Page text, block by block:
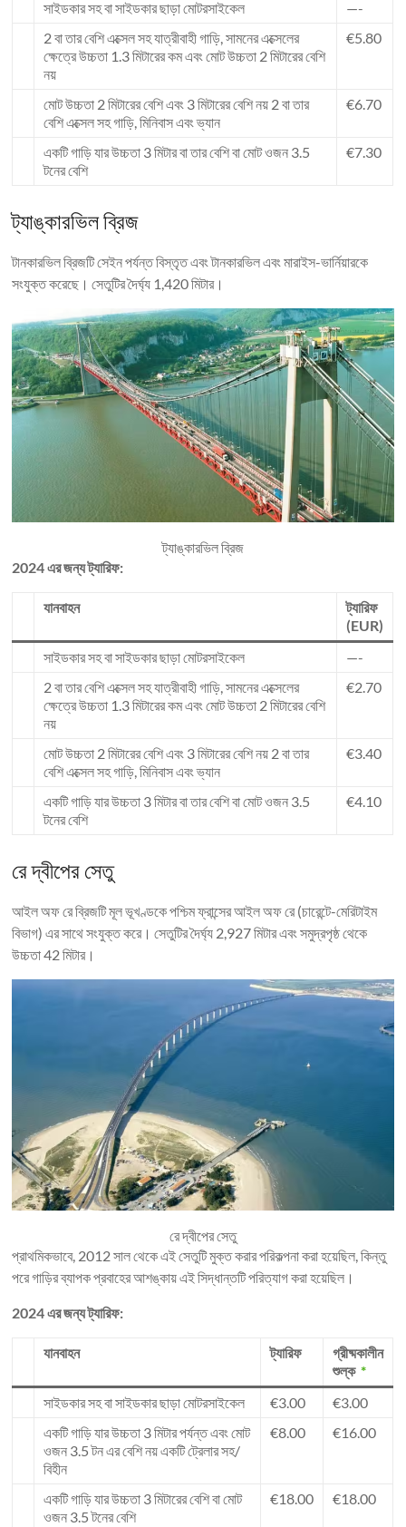
সাইডকার সহ বা সাইডকার ছাড়া মোটরসাইকেল
—-
2 বা তার বেশি এক্সেল সহ যাত্রীবাহী গাড়ি, সামনের এক্সেলের
ক্ষেত্রে উচ্চতা 1.3 মিটারের কম এবং মোট উচ্চতা 2 মিটারের বেশি
নয়
€5.80
মোট উচ্চতা 2 মিটারের বেশি এবং 3 মিটারের বেশি নয় 2 বা তার
বেশি এক্সেল সহ গাড়ি, মিনিবাস এবং ভ্যান
€6.70
একটি গাড়ি যার উচ্চতা 3 মিটার বা তার বেশি বা মোট ওজন 3.5
টনের বেশি
€7.30
ট্যাঙ্কারভিল ব্রিজ
টানকারভিল ব্রিজটি সেইন পর্যন্ত বিস্তৃত এবং টানকারভিল এবং মারাইস-ভার্নিয়ারকে
সংযুক্ত করেছে। সেতুটির দৈর্ঘ্য 1,420 মিটার।
ট্যাঙ্কারভিল ব্রিজ
2024 এর জন্য ট্যারিফ:
যানবাহন
ট্যারিফ
(EUR)
সাইডকার সহ বা সাইডকার ছাড়া মোটরসাইকেল
—-
2 বা তার বেশি এক্সেল সহ যাত্রীবাহী গাড়ি, সামনের এক্সেলের
ক্ষেত্রে উচ্চতা 1.3 মিটারের কম এবং মোট উচ্চতা 2 মিটারের বেশি
নয়
€2.70
মোট উচ্চতা 2 মিটারের বেশি এবং 3 মিটারের বেশি নয় 2 বা তার
বেশি এক্সেল সহ গাড়ি, মিনিবাস এবং ভ্যান
€3.40
একটি গাড়ি যার উচ্চতা 3 মিটার বা তার বেশি বা মোট ওজন 3.5
টনের বেশি
€4.10
রে দ্বীপের সেতু
আইল অফ রে ব্রিজটি মূল ভূখণ্ডকে পশ্চিম ফ্রান্সের আইল অফ রে (চারেন্টে-মেরিটাইম
বিভাগ) এর সাথে সংযুক্ত করে। সেতুটির দৈর্ঘ্য 2,927 মিটার এবং সমুদ্রপৃষ্ঠ থেকে
উচ্চতা 42 মিটার।
রে দ্বীপের সেতু
প্রাথমিকভাবে, 2012 সাল থেকে এই সেতুটি মুক্ত করার পরিকল্পনা করা হয়েছিল, কিন্তু
পরে গাড়ির ব্যাপক প্রবাহের আশঙ্কায় এই সিদ্ধান্তটি পরিত্যাগ করা হয়েছিল।
2024 এর জন্য ট্যারিফ:
যানবাহন ট্যারিফ
গ্রীষ্মকালীন
শুল্ক*
সাইডকার সহ বা সাইডকার ছাড়া মোটরসাইকেল
€3.00
€3.00
একটি গাড়ি যার উচ্চতা 3 মিটার পর্যন্ত এবং মোট
ওজন 3.5 টন এর বেশি নয় একটি ট্রেলার সহ/
বিহীন
€8.00 €16.00
একটি গাড়ি যার উচ্চতা 3 মিটারের বেশি বা মোট
ওজন 3.5 টনের বেশি
€18.00 €18.00